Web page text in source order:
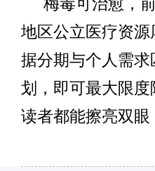
梅毒可治愈，
地区公立医疗资
据分期与个人需
划，即可最大限
读者都能擦亮双